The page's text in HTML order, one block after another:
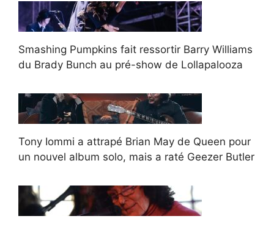
Smashing Pumpkins fait ressortir Barry Williams
du Brady Bunch au pré-show de Lollapalooza
Tony Iommi a attrapé Brian May de Queen pour
un nouvel album solo, mais a raté Geezer Butler